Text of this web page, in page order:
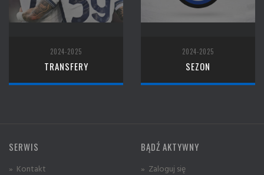
2024-2025
TRANSFERY
2024-2025
SEZON
SERWIS
» Kontakt
BĄDŹ AKTYWNY
» Zaloguj się